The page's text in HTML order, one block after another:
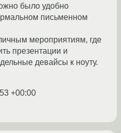
было удобно
письменном
мероприятиям, где
презентации и
девайсы к ноуту.
+00:00